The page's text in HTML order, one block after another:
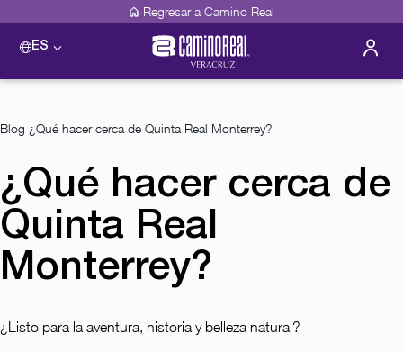
Regresar a Camino Real
ES
Blog ¿Qué hacer cerca de Quinta Real Monterrey?
¿Qué hacer cerca de
Quinta Real
Monterrey?
¿Listo para la aventura, historia y belleza natural?